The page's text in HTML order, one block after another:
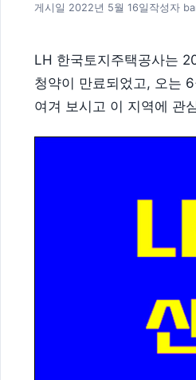
게시일 2022년 5월 16일 2022년 5
작성자
LH 한국토지주택공사는
청약이 만료되었고, 오는
여겨 보시고 이 지역에 관